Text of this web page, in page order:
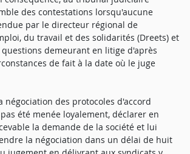
des contestations lorsqu'aucune
par le directeur régional de
du travail et des solidarités (Dreets) et
demeurant en litige d'après
de fait à la date où le juge
négociation des protocoles d'accord
été menée loyalement, déclarer en
la demande de la société et lui
la négociation dans un délai de huit